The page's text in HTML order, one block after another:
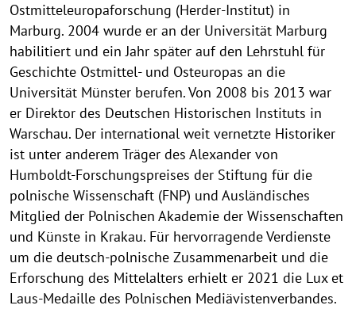
Ostmitteleuropaforschung (Herder-Institut) in
Marburg. 2004 wurde er an der Universität Marburg
habilitiert und ein Jahr später auf den Lehrstuhl für
Geschichte Ostmittel- und Osteuropas an die
Universität Münster berufen. Von 2008 bis 2013 war
er Direktor des Deutschen Historischen Instituts in
Warschau. Der international weit vernetzte Historiker
ist unter anderem Träger des Alexander von
Humboldt-Forschungspreises der Stiftung für die
polnische Wissenschaft (FNP) und Ausländisches
Mitglied der Polnischen Akademie der Wissenschaften
und Künste in Krakau. Für hervorragende Verdienste
um die deutsch-polnische Zusammenarbeit und die
Erforschung des Mittelalters erhielt er 2021 die Lux et
Laus-Medaille des Polnischen Mediävistenverbandes.